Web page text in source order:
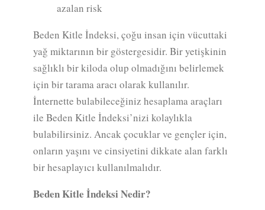
azalan risk
Beden Kitle İndeksi, çoğu insan için vücuttaki
yağ miktarının bir göstergesidir. Bir yetişkinin
sağlıklı bir kiloda olup olmadığını belirlemek
için bir tarama aracı olarak kullanılır.
İnternette bulabileceğiniz hesaplama araçları
ile Beden Kitle İndeksi’nizi kolaylıkla
bulabilirsiniz. Ancak çocuklar ve gençler için,
onların yaşını ve cinsiyetini dikkate alan farklı
bir hesaplayıcı kullanılmalıdır.
Beden Kitle İndeksi Nedir?